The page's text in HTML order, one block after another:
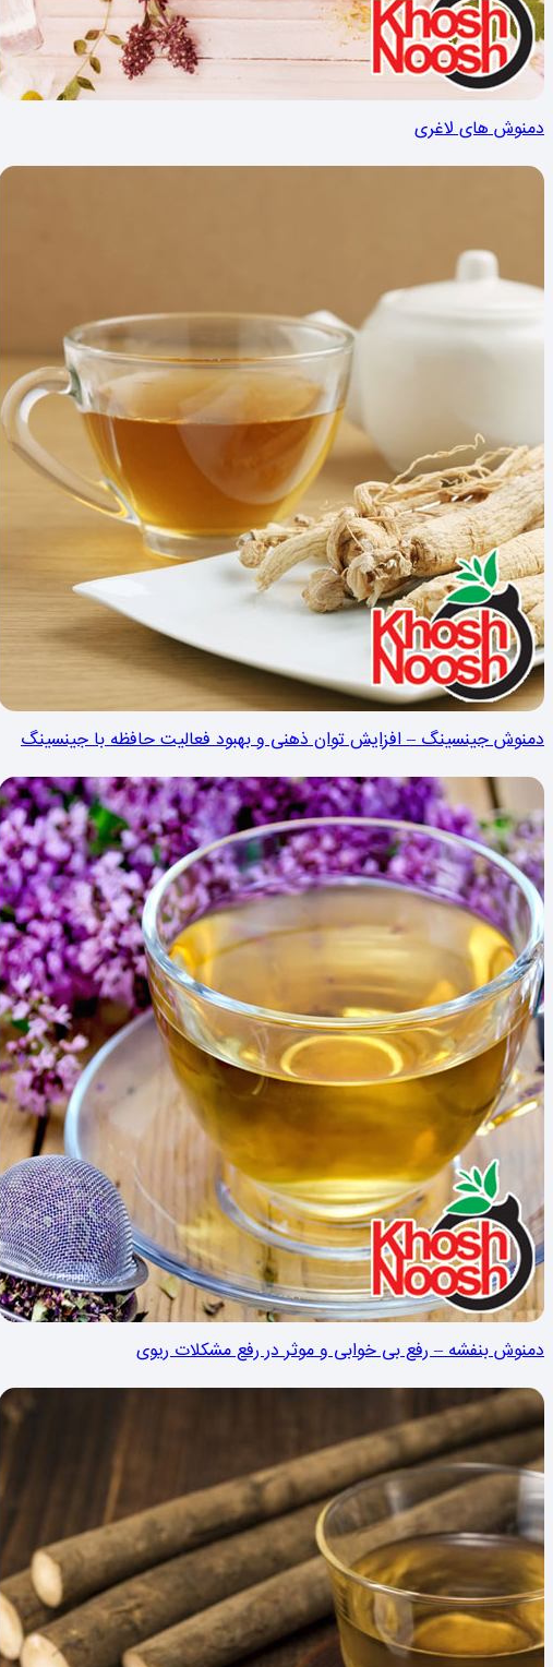
دمنوش های لاغری
دمنوش جینسینگ – افزایش توان ذهنی و بهبود فعالیت حافظه با جینسینگ
دمنوش بنفشه – رفع بی خوابی و موثر در رفع مشكلات ریوی